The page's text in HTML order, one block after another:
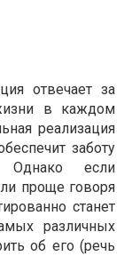
отвечает за
в каждом
реализация
заботу
если
проще говоря
станет
различных
об его (речь